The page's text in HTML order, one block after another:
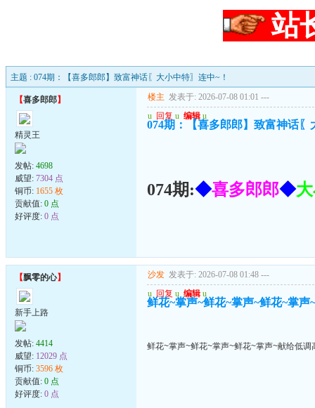
站
主题 : 074期：【喜多郎郎】致富神话〖大小中特〗连中~！
【喜多郎郎】
精灵王
发帖: 4698
威望: 7304 点
铜币: 1655 枚
贡献值: 0 点
好评度: 0 点
楼主 发表于: 2026-07-08 01:01 ---
u 回复 u 编辑 u
074期：【喜多郎郎】致富神话〖
074期:◆喜多郎郎◆
【飘零的心】
新手上路
发帖: 4414
威望: 12029 点
铜币: 3596 枚
贡献值: 0 点
好评度: 0 点
沙发 发表于: 2026-07-08 01:48 ---
u 回复 u 编辑 u
鲜花~掌声~鲜花~掌声~鲜花~掌声
鲜花~掌声~鲜花~掌声~鲜花~掌声~献给低调